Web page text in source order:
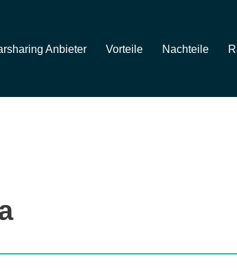
Anbieter Vorteile Nachteile